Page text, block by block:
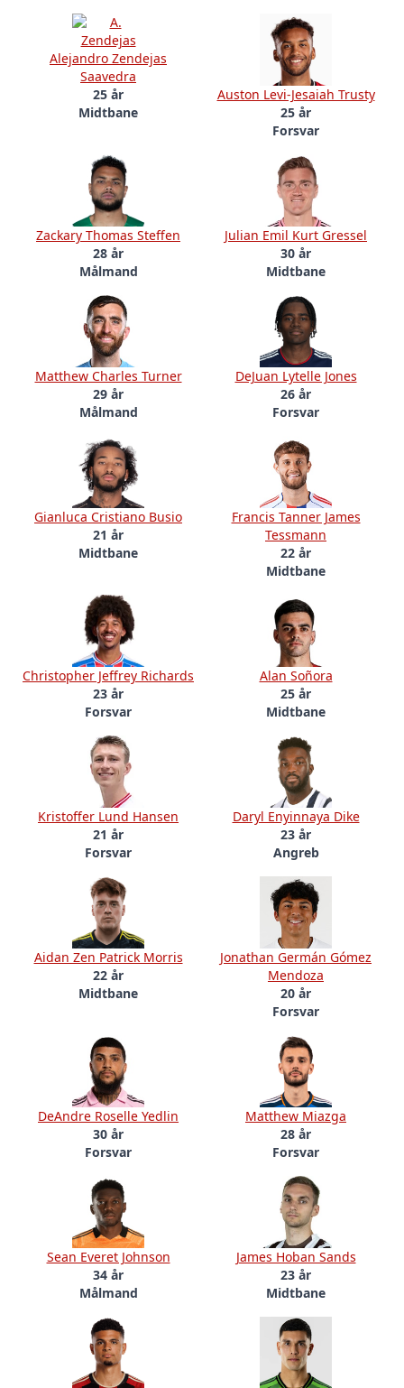
Alejandro Zendejas
Saavedra
25 år
Midtbane
Auston Levi-Jesaiah Trusty
25 år
Forsvar
Zackary Thomas Steffen
28 år
Målmand
Julian Emil Kurt Gressel
30 år
Midtbane
Matthew Charles Turner
29 år
Målmand
DeJuan Lytelle Jones
26 år
Forsvar
Gianluca Cristiano Busio
21 år
Midtbane
Francis Tanner James
Tessmann
22 år
Midtbane
Christopher Jeffrey Richards
23 år
Forsvar
Alan Soñora
25 år
Midtbane
Kristoffer Lund Hansen
21 år
Forsvar
Daryl Enyinnaya Dike
23 år
Angreb
Aidan Zen Patrick Morris
22 år
Midtbane
Jonathan Germán Gómez
Mendoza
20 år
Forsvar
DeAndre Roselle Yedlin
30 år
Forsvar
Matthew Miazga
28 år
Forsvar
Sean Everet Johnson
34 år
Målmand
James Hoban Sands
23 år
Midtbane